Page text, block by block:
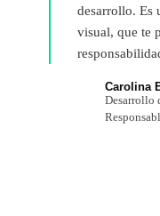
desarrollo. Es
visual, que te
Carolina
Desarrollo